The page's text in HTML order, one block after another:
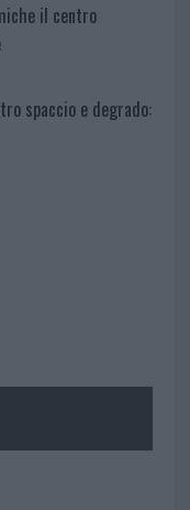
il centro
spaccio e degrado: